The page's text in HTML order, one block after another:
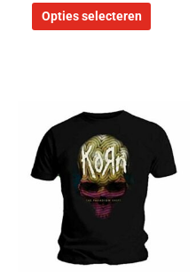
Opties selecteren
product
heeft
meerdere